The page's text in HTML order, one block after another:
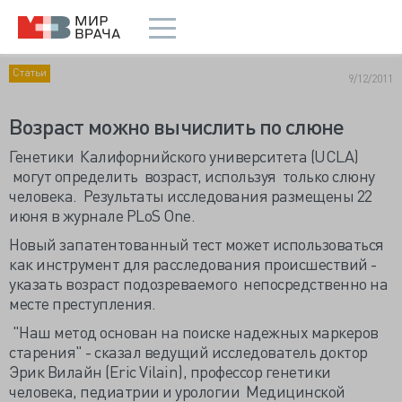
Статьи 9/12/2011
Возраст можно вычислить по слюне
Генетики Калифорнийского университета (UCLA)
могут определить возраст, используя только слюну
человека. Результаты исследования размещены 22
июня в журнале PLoS One.
Новый запатентованный тест может использоваться
как инструмент для расследования происшествий -
указать возраст подозреваемого непосредственно на
месте преступления.
"Наш метод основан на поиске надежных маркеров
старения" - сказал ведущий исследователь доктор
Эрик Вилайн (Eric Vilain), профессор генетики
человека, педиатрии и урологии Медицинской